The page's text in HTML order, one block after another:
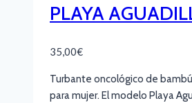
PLAYA
35,00€
Turbante oncológico de
para mujer. El modelo Playa